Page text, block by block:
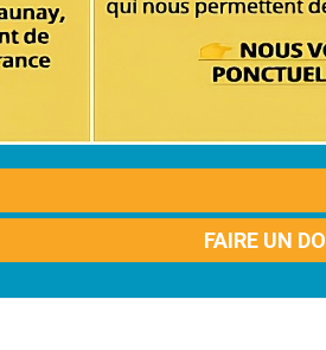
FAIRE UN